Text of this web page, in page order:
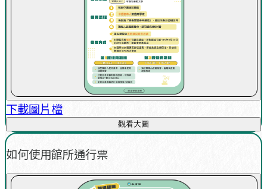
下載圖片檔
觀看大圖
如何使用館所通行票